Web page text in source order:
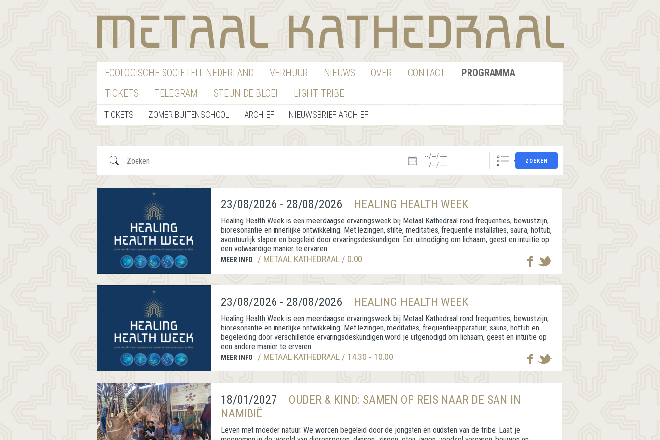
ECOLOGISCHE SOCIËTEIT NEDERLAND VERHUUR NIEUWS OVER CONTACT
PROGRAMMA
TICKETS
TELEGRAM STEUN DE BLOEI LIGHT TRIBE
TICKETS ZOMER BUITENSCHOOL ARCHIEF NIEUWSBRIEF ARCHIEF
Zoeken Datums ZOEKEN
23/08/2026 - 28/08/2026 HEALING HEALTH WEEK
Healing Health Week is een meerdaagse ervaringsweek bij Metaal Kathedraal rond frequenties, bewustzijn,
bioresonantie en innerlijke ontwikkeling. Met lezingen, stilte, meditaties, frequentie installaties, sauna, hottub,
avontuurlijk slapen en begeleid door ervaringsdeskundigen. Een uitnodiging om lichaam, geest en intuïtie op
een volwaardige manier te ervaren.
MEER INFO / METAAL KATHEDRAAL / 0.00
23/08/2026 - 28/08/2026 HEALING HEALTH WEEK
Healing Health Week is een meerdaagse ervaringsweek bij Metaal Kathedraal rond frequenties, bewustzijn,
bioresonantie en innerlijke ontwikkeling. Met lezingen, meditaties, frequentieapparatuur, sauna, hottub en
begeleiding door verschillende ervaringsdeskundigen word je uitgenodigd om lichaam, geest en intuïtie op
een andere manier te ervaren.
MEER INFO / METAAL KATHEDRAAL / 14.30 - 10.00
18/01/2027
OUDER & KIND: SAMEN OP REIS NAAR DE SAN IN
NAMIBIË
Leven met moeder natuur. We worden begeleid door de jongsten en oudsten van de tribe. Laat je